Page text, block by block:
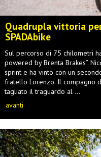
Quadrupla vittoria
SPADAbike
Sul percorso di 75 chilometri
powered by Brenta Brakes”.
sprint e ha vinto con un
fratello Lorenzo. Il compagno
tagliato il traguardo al ...
avanti